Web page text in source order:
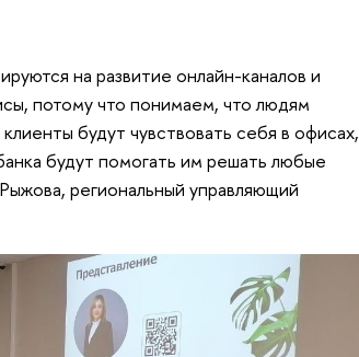
на развитие онлайн-каналов и
потому что понимаем, что людям
будут чувствовать себя в офисах,
будут помогать им решать любые
региональный управляющий